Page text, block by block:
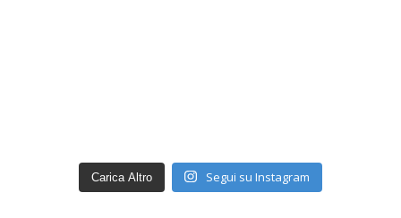
Carica Altro Segui su Instagram